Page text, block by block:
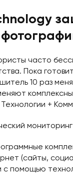
часто
Пока
10 раз
+
мониторинг
(сайты,
с помощью